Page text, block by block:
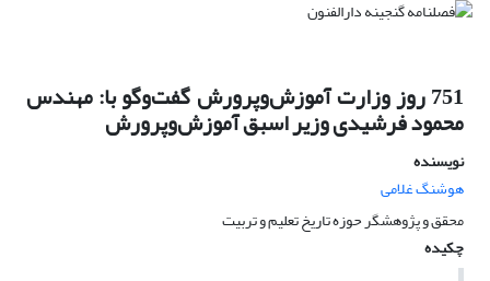
751 روز وزارت آموزش‌وپرورش گفت‌وگو با: مهندس
محمود فرشیدی وزیر اسبق آموزش‌وپرورش
نویسنده
هوشنگ غلامی
محقق و پژوهشگر حوزه تاریخ تعلیم و تربیت
چکیده